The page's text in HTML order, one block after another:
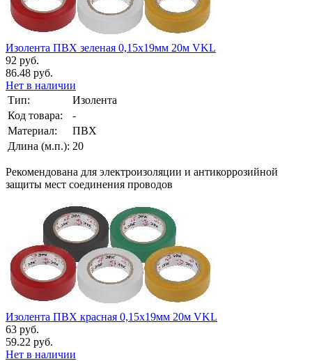
Изолента ПВХ зеленая 0,15х19мм 20м VKL
92 руб.
86.48 руб.
Нет в наличии
Тип:
Изолента
Код товара:
-
Материал:
ПВХ
Длина (м.п.): 20
Рекомендована для электроизоляции и антикоррозийной
защиты мест соединения проводов
Изолента ПВХ красная 0,15х19мм 20м VKL
63 руб.
59.22 руб.
Нет в наличии